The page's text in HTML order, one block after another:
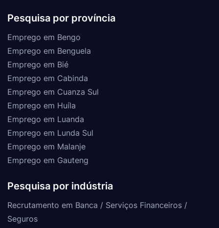
Pesquisa por província
Emprego em Bengo
Emprego em Benguela
Emprego em Bié
Emprego em Cabinda
Emprego em Cuanza Sul
Emprego em Huíla
Emprego em Luanda
Emprego em Lunda Sul
Emprego em Malanje
Emprego em Gauteng
Pesquisa por indústria
Recrutamento em Banca / Serviços Financeiros /
Seguros